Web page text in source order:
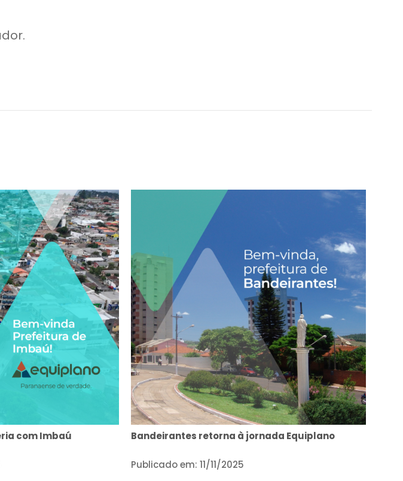
com Imbaú Bandeirantes retorna à jornada Equiplano
Publicado em: 11/11/2025